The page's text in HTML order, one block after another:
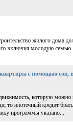
жилого дома
включил молодую
с помощью
которую можно
ипотечный кредит
программы указано...